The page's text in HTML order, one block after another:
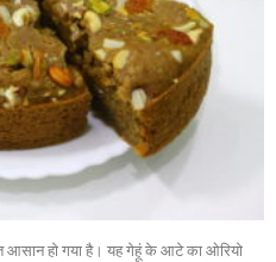
हो गया है। यह गेहूं के आटे का ओरियो